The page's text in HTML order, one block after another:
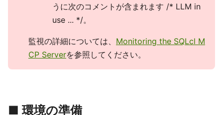
うに次のコメントが含まれます /* LLM in
use ... */。
監視の詳細については、 Monitoring the SQLcl M
CP Serverを参照してください。
■ 環境の準備